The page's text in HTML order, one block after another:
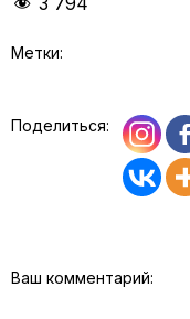
Метки:
Поделиться:
Ваш комментарий: